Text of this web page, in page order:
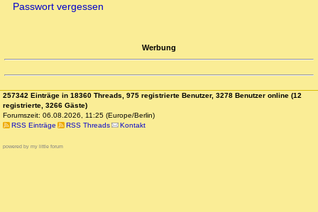
Passwort vergessen
Werbung
257342 Einträge in 18360 Threads, 975 registrierte Benutzer, 3278 Benutzer online (12
registrierte, 3266 Gäste)
Forumszeit: 06.08.2026, 11:25 (Europe/Berlin)
RSS Einträge
RSS Threads Kontakt
powered by my little forum